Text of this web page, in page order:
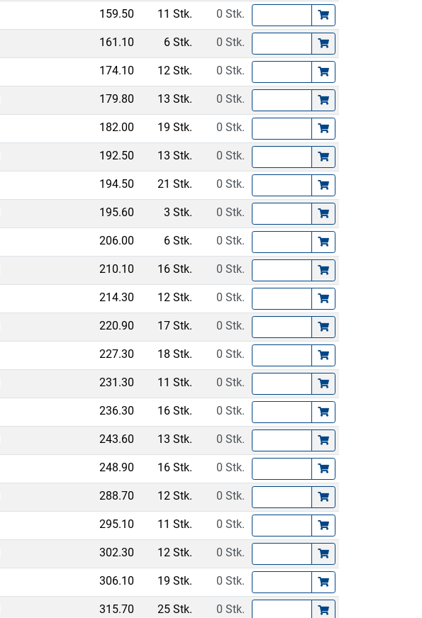
159.50 11 Stk. 0 Stk.
161.10 6 Stk. 0 Stk.
174.10 12 Stk. 0 Stk.
179.80 13 Stk. 0 Stk.
182.00 19 Stk. 0 Stk.
192.50 13 Stk. 0 Stk.
194.50 21 Stk. 0 Stk.
195.60 3 Stk. 0 Stk.
206.00 6 Stk. 0 Stk.
210.10 16 Stk. 0 Stk.
214.30 12 Stk. 0 Stk.
220.90 17 Stk. 0 Stk.
227.30 18 Stk. 0 Stk.
231.30 11 Stk. 0 Stk.
236.30 16 Stk. 0 Stk.
243.60 13 Stk. 0 Stk.
248.90 16 Stk. 0 Stk.
288.70 12 Stk. 0 Stk.
295.10 11 Stk. 0 Stk.
302.30 12 Stk. 0 Stk.
306.10 19 Stk. 0 Stk.
315.70 25 Stk. 0 Stk.